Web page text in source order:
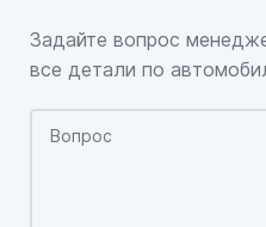
Задайте вопрос
все детали по